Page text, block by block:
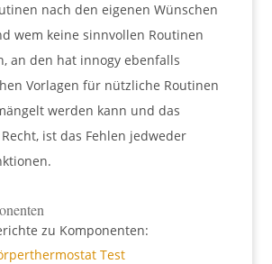
nach den eigenen Wünschen
wem keine sinnvollen Routinen
an den hat innogy ebenfalls
Vorlagen für nützliche Routinen
werden kann und das
ist das Fehlen jedweder
zu Komponenten:
Test